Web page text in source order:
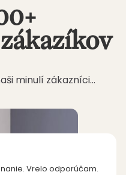
minulí zákazníci…
Vrelo odporúčam.